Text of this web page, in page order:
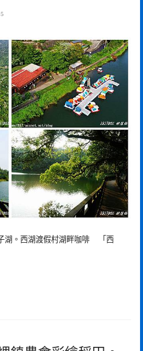
湖。西湖渡假村湖畔咖啡 「西